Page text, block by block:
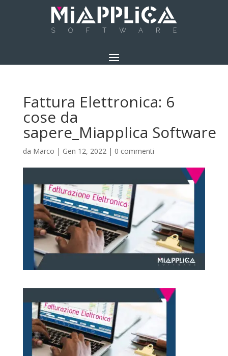
Fattura Elettronica: 6
cose da
sapere_Miapplica Software
da Marco | Gen 12, 2022| 0 commenti